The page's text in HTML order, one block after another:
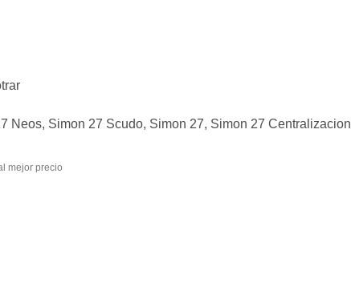
Neos, Simon 27 Scudo, Simon 27, Simon 27
27 Play Blanco 10 A al mejor precio